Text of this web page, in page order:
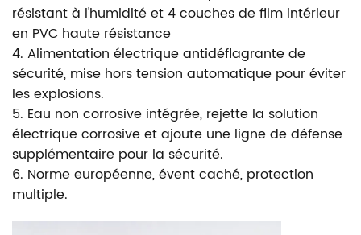
résistant à l'humidité et 4 couches de film intérieur
en PVC haute résistance
4. Alimentation électrique antidéflagrante de
sécurité, mise hors tension automatique pour éviter
les explosions.
5. Eau non corrosive intégrée, rejette la solution
électrique corrosive et ajoute une ligne de défense
supplémentaire pour la sécurité.
6. Norme européenne, évent caché, protection
multiple.